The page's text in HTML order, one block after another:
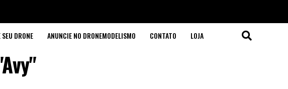
DRONE ANUNCIE NO DRONEMODELISMO CONTATO LOJA